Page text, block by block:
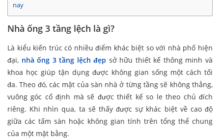
nay
Nhà ống 3 tầng lệch là gì?
Là kiểu kiến trúc có nhiều điểm khác biệt so với nhà phố hiện
đại, nhà ống 3 tầng lệch đẹp sở hữu thiết kế thông minh và
khoa học giúp tận dụng được không gian sống một cách tối
đa. Theo đó, các mặt của sàn nhà ở từng tầng sẽ không thẳng,
vuông góc cố định mà sẽ được thiết kế so le theo chủ đích
riêng. Khi nhìn qua, ta sẽ thấy được sự khác biệt về cao độ
giữa các tấm sàn hoặc không gian tính trên tổng thể chung
của một mặt bằng.